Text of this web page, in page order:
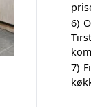
6)
7)